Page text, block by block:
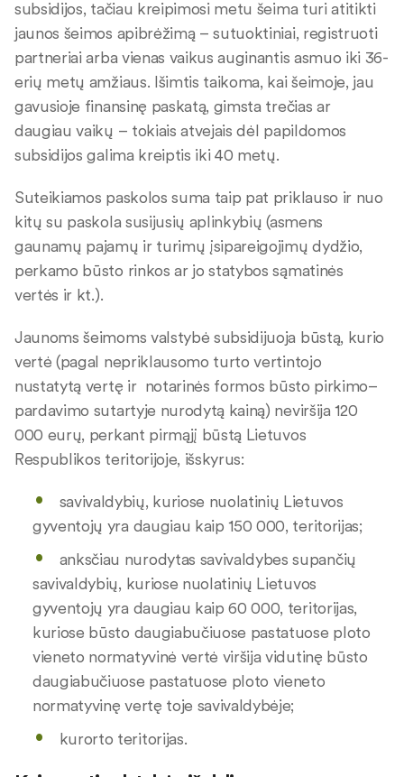
subsidijos, tačiau kreipimosi metu šeima turi atitikti
jaunos šeimos apibrėžimą – sutuoktiniai, registruoti
partneriai arba vienas vaikus auginantis asmuo iki 36-
erių metų amžiaus. Išimtis taikoma, kai šeimoje, jau
gavusioje finansinę paskatą, gimsta trečias ar
daugiau vaikų – tokiais atvejais dėl papildomos
subsidijos galima kreiptis iki 40 metų.
Suteikiamos paskolos suma taip pat priklauso ir nuo
kitų su paskola susijusių aplinkybių (asmens
gaunamų pajamų ir turimų įsipareigojimų dydžio,
perkamo būsto rinkos ar jo statybos sąmatinės
vertės ir kt.).
Jaunoms šeimoms valstybė subsidijuoja būstą, kurio
vertė (pagal nepriklausomo turto vertintojo
nustatytą vertę ir notarinės formos būsto pirkimo–
pardavimo sutartyje nurodytą kainą) neviršija 120
000 eurų, perkant pirmąjį būstą Lietuvos
Respublikos teritorijoje, išskyrus:
savivaldybių, kuriose nuolatinių Lietuvos
gyventojų yra daugiau kaip 150 000, teritorijas;
anksčiau nurodytas savivaldybes supančių
savivaldybių, kuriose nuolatinių Lietuvos
gyventojų yra daugiau kaip 60 000, teritorijas,
kuriose būsto daugiabučiuose pastatuose ploto
vieneto normatyvinė vertė viršija vidutinę būsto
daugiabučiuose pastatuose ploto vieneto
normatyvinę vertę toje savivaldybėje;
kurorto teritorijas.